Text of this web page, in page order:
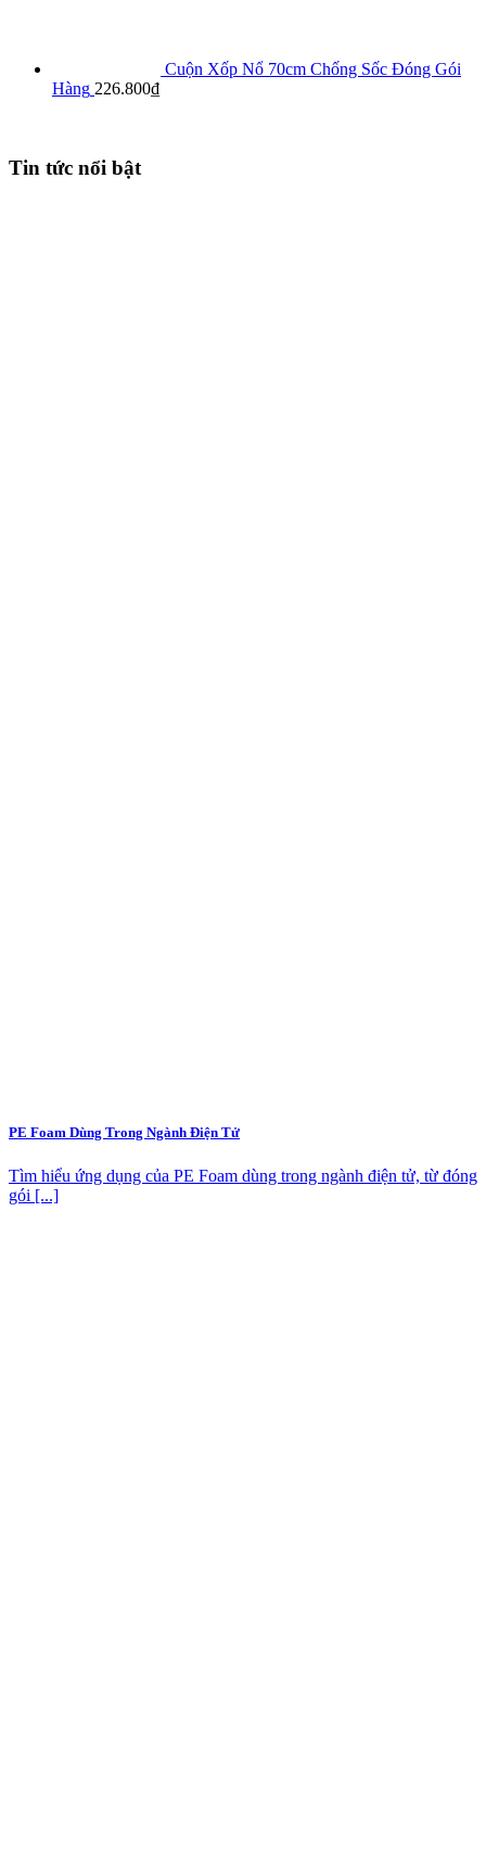
Cuộn Xốp Nổ 70cm Chống Sốc Đóng Gói
Hàng 226.800₫
Tin tức nổi bật
PE Foam Dùng Trong Ngành Điện Tử
Tìm hiểu ứng dụng của PE Foam dùng trong ngành điện tử, từ đóng
gói [...]